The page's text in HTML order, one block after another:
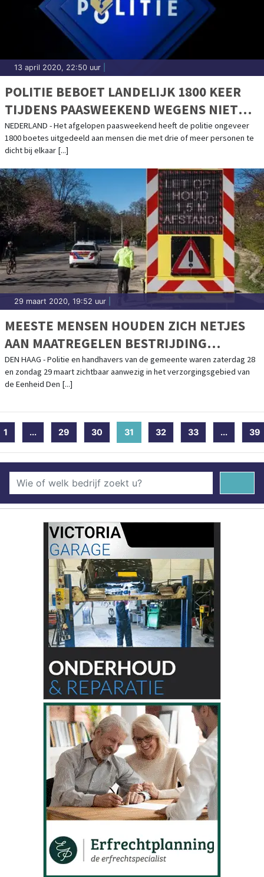
13 april 2020, 22:50 uur
POLITIE BEBOET LANDELIJK 1800 KEER
TIJDENS PAASWEEKEND WEGENS NIET
NALEVEN MAATREGELEN
NEDERLAND - Het afgelopen paasweekend heeft de politie ongeveer
1800 boetes uitgedeeld aan mensen die met drie of meer personen te
dicht bij elkaar [...]
29 maart 2020, 19:52 uur
MEESTE MENSEN HOUDEN ZICH NETJES
AAN MAATREGELEN BESTRIJDING
CORONA-VIRUS
DEN HAAG - Politie en handhavers van de gemeente waren zaterdag 28
en zondag 29 maart zichtbaar aanwezig in het verzorgingsgebied van
de Eenheid Den [...]
1 ... 29 30 31 (current)
32 33 ... 39